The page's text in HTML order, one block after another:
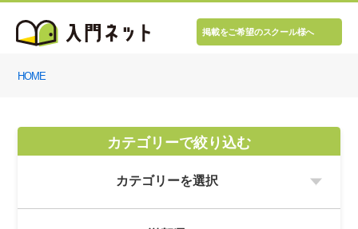
掲載をご希望のスクール様へ
HOME
カテゴリーで絞り込む